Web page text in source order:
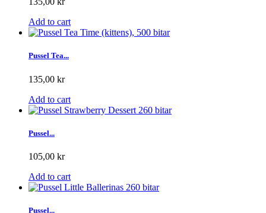
Add to cart
Pussel Tea...
135,00 kr
Add to cart
Pussel...
105,00 kr
Add to cart
Pussel...